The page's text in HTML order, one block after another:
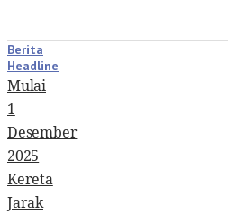
Berita
Headline
Mulai
1
Desember
2025
Kereta
Jarak